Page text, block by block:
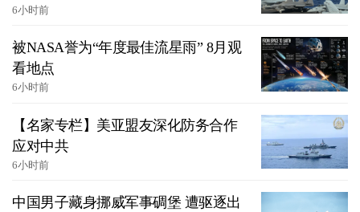
6小时前
被NASA誉为“年度最佳流星雨” 8月观
看地点
6小时前
【名家专栏】美亚盟友深化防务合作
应对中共
6小时前
中国男子藏身挪威军事碉堡 遭驱逐出